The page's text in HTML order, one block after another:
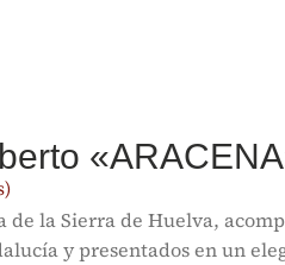
de la Sierra de Huelva,
y presentados en un